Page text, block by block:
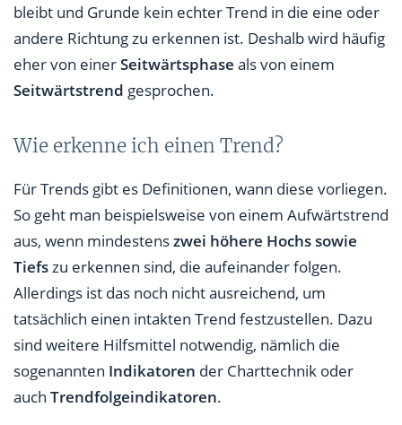
bleibt und Grunde kein echter Trend in die eine oder
andere Richtung zu erkennen ist. Deshalb wird häufig
eher von einerSeitwärtsphase als von einem
Seitwärtstrend gesprochen.
Wie erkenne ich einen Trend?
Für Trends gibt es Definitionen, wann diese vorliegen.
So geht man beispielsweise von einem Aufwärtstrend
aus, wenn mindestenszwei höhere Hochs sowie
Tiefszu erkennen sind, die aufeinander folgen.
Allerdings ist das noch nicht ausreichend, um
tatsächlich einen intakten Trend festzustellen. Dazu
sind weitere Hilfsmittel notwendig, nämlich die
sogenannten Indikatoren der Charttechnik oder
auch Trendfolgeindikatoren.